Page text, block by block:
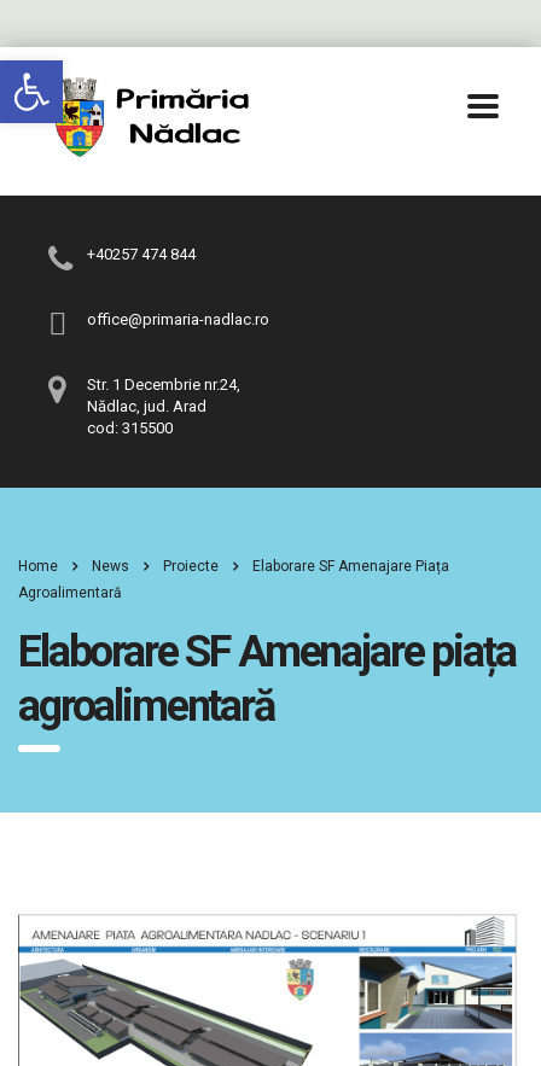
Deschide bara de unelte
+40257 474 844
office@primaria-nadlac.ro
Str. 1 Decembrie nr.24,
Nădlac, jud. Arad
cod: 315500
Home News Proiecte
Elaborare SF Amenajare Piața
Agroalimentară
Elaborare SF Amenajare piața
agroalimentară